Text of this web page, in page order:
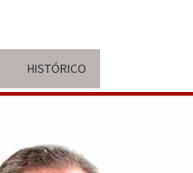
HISTÓRICO